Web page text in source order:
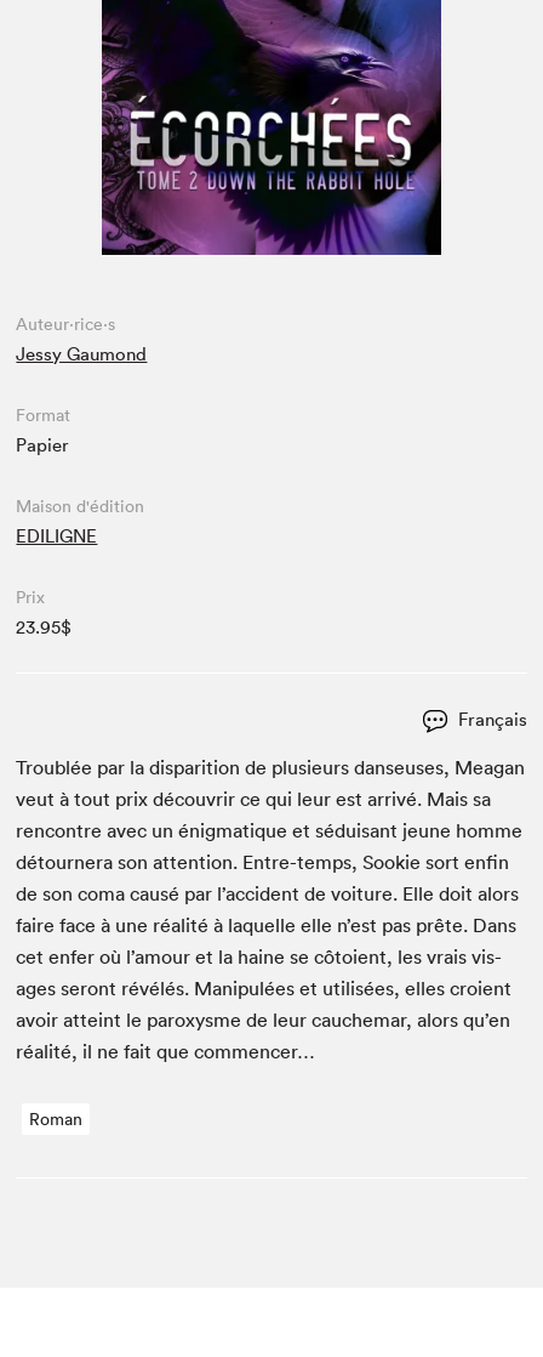
Espace médias
Auteur·rice·s
Jessy Gaumond
Format
Papier
Maison d'édition
EDILIGNE
Prix
23.95$
Français
Trou­blée par la dis­pari­tion de plusieurs danseuses, Mea­gan
veut à tout prix décou­vrir ce qui leur est arrivé. Mais sa
ren­con­tre avec un énig­ma­tique et séduisant jeune homme
détourn­era son atten­tion. Entre-temps, Sook­ie sort enfin
de son coma causé par l’ac­ci­dent de voiture. Elle doit alors
faire face à une réal­ité à laque­lle elle n’est pas prête. Dans
cet enfer où l’amour et la haine se côtoient, les vrais vis­
ages seront révélés. Manip­ulées et util­isées, elles croient
avoir atteint le parox­ysme de leur cauchemar, alors qu’en
réal­ité, il ne fait que commencer…
Roman